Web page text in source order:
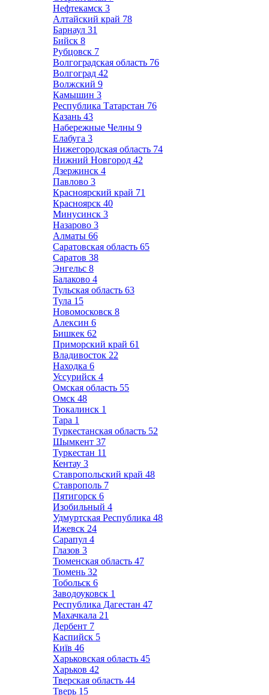
Нефтекамск 3
Алтайский край 78
Барнаул 31
Бийск 8
Рубцовск 7
Волгоградская область 76
Волгоград 42
Волжский 9
Камышин 3
Республика Татарстан 76
Казань 43
Набережные Челны 9
Елабуга 3
Нижегородская область 74
Нижний Новгород 42
Дзержинск 4
Павлово 3
Красноярский край 71
Красноярск 40
Минусинск 3
Назарово 3
Алматы 66
Саратовская область 65
Саратов 38
Энгельс 8
Балаково 4
Тульская область 63
Тула 15
Новомосковск 8
Алексин 6
Бишкек 62
Приморский край 61
Владивосток 22
Находка 6
Уссурийск 4
Омская область 55
Омск 48
Тюкалинск 1
Тара 1
Туркестанская область 52
Шымкент 37
Туркестан 11
Кентау 3
Ставропольский край 48
Ставрополь 7
Пятигорск 6
Изобильный 4
Удмуртская Республика 48
Ижевск 24
Сарапул 4
Глазов 3
Тюменская область 47
Тюмень 32
Тобольск 6
Заводоуковск 1
Республика Дагестан 47
Махачкала 21
Дербент 7
Каспийск 5
Київ 46
Харьковская область 45
Харьков 42
Тверская область 44
Тверь 15